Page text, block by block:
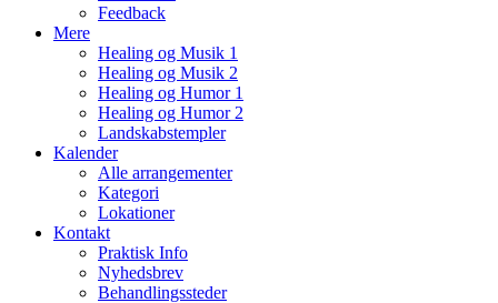
Feedback
Mere
Healing og Musik 1
Healing og Musik 2
Healing og Humor 1
Healing og Humor 2
Landskabstempler
Kalender
Alle arrangementer
Kategori
Lokationer
Kontakt
Praktisk Info
Nyhedsbrev
Behandlingssteder